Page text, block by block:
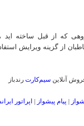
که از قبل ساخته
از گزینه ویرایش
آنلاین سیم‌کارت رندباز
| پیام پیشواز | اپراتور